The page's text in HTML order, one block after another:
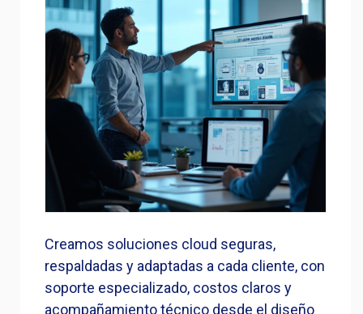
Creamos soluciones cloud seguras,
respaldadas y adaptadas a cada cliente, con
soporte especializado, costos claros y
acompañamiento técnico desde el diseño